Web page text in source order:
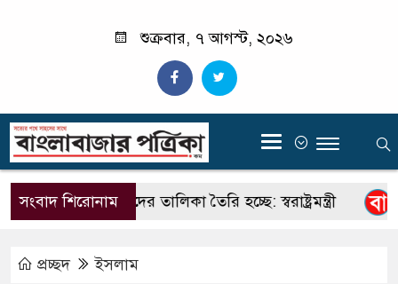
শুক্রবার, ৭ আগস্ট, ২০২৬
‍
সংবাদ শিরোনাম
মাদক কারবারিদের তালিকা তৈরি হচ্ছে: স্বরাষ্ট্রমন্ত্রী
প্রচ্ছদ ইসলাম